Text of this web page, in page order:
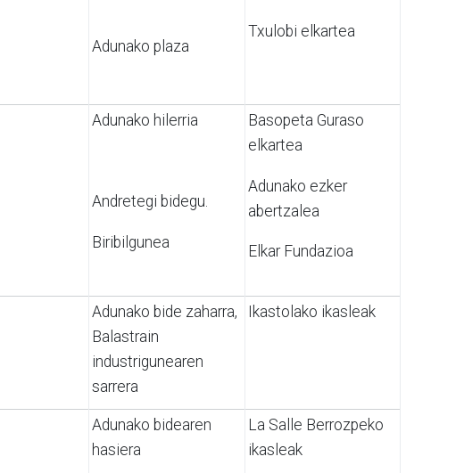
Adunako plaza
Txulobi elkartea
Adunako hilerria
Andretegi bidegu.
Biribilgunea
Basopeta Guraso
elkartea
Adunako ezker
abertzalea
Elkar Fundazioa
Adunako bide zaharra,
Balastrain
industrigunearen
sarrera
Ikastolako ikasleak
Adunako bidearen
hasiera
La Salle Berrozpeko
ikasleak